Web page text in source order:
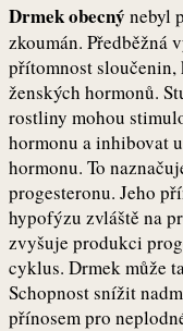
Drmek obecný nebyl
zkoumán. Předběžná
přítomnost
ženských hormonů.
rostliny mohou
hormonu a inhibovat
hormonu. To
progesteronu. Jeho
hypofýzu zvláště na
zvyšuje produkci
cyklus. Drmek může
Schopnost snížit
přínosem pro